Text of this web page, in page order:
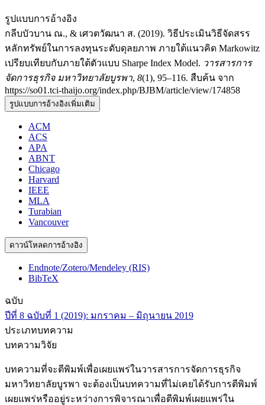
รูปแบบการอ้างอิง
กลีบบัวบาน ณ., & เศวตวัฒนา ส. (2019). วิธีประเมินวิธีจัดสรร
หลักทรัพย์ในการลงทุนระดับดุลยภาพ ภายใต้แนวคิด Markowitz
เปรียบเทียบกับภายใต้ตัวแบบ Sharpe Index Model. วารสารการ
จัดการธุรกิจ มหาวิทยาลัยบูรพา, 8(1), 95–116. สืบค้น จาก
https://so01.tci-thaijo.org/index.php/BJBM/article/view/174858
รูปแบบการอ้างอิงเพิ่มเติม
ACM
ACS
APA
ABNT
Chicago
Harvard
IEEE
MLA
Turabian
Vancouver
ดาวน์โหลดการอ้างอิง
Endnote/Zotero/Mendeley (RIS)
BibTeX
ฉบับ
ปีที่ 8 ฉบับที่ 1 (2019): มกราคม – มิถุนายน 2019
ประเภทบทความ
บทความวิจัย
บทความที่จะตีพิมพ์เพื่อเผยแพร่ในวารสารการจัดการธุรกิจ
มหาวิทยาลัยบูรพา จะต้องเป็นบทความที่ไม่เคยได้รับการตีพิมพ์
เผยแพร่หรืออยู่ระหว่างการพิจารณาเพื่อตีพิมพ์เผยแพร่ใน